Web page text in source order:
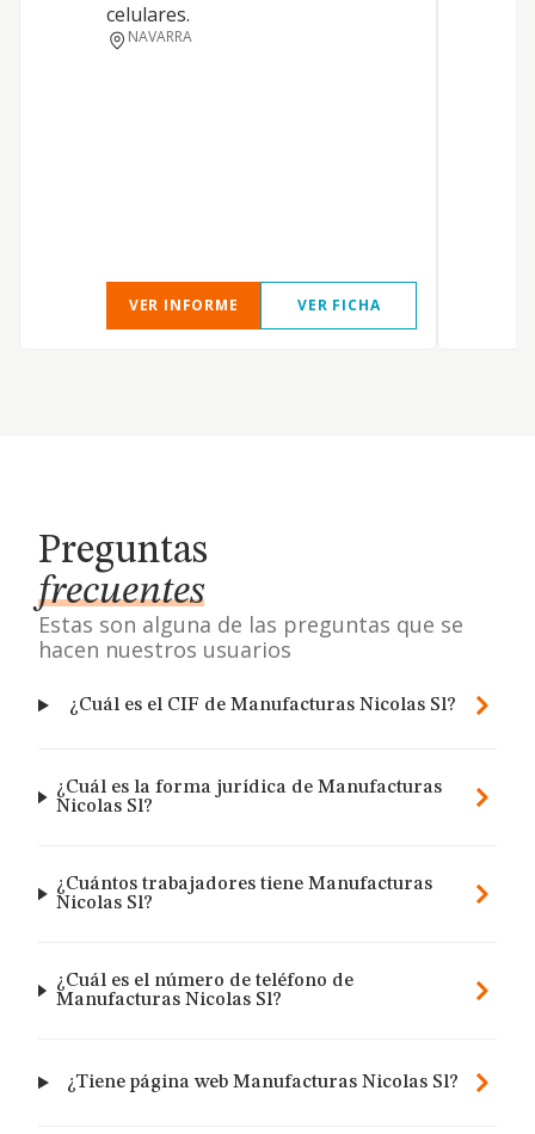
celulares.
NAVARRA
VER INFORME VER FICHA
Preguntas
frecuentes
Estas son alguna de las preguntas que se
hacen nuestros usuarios
¿Cuál es el CIF de Manufacturas Nicolas Sl?
¿Cuál es la forma jurídica de Manufacturas
Nicolas Sl?
¿Cuántos trabajadores tiene Manufacturas
Nicolas Sl?
¿Cuál es el número de teléfono de
Manufacturas Nicolas Sl?
¿Tiene página web Manufacturas Nicolas Sl?